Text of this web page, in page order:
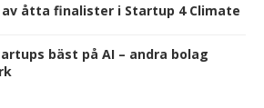
av åtta finalister i Startup 4 Climate
bäst på AI – andra bolag